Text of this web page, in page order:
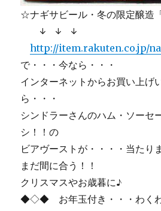
☆ナギサビール・冬の限定醸造
↓ ↓ ↓
http://item.rakuten.co.jp/
で・・・今なら・・・
インターネットからお買い上げ
ら・・・
シンドラーさんのハム・ソーセ
シ！！の
ビアヴーストが・・・・当たり
まだ間に合う！！
クリスマスやお歳暮に♪
◆◇◆ お年玉付き・・・わくわ